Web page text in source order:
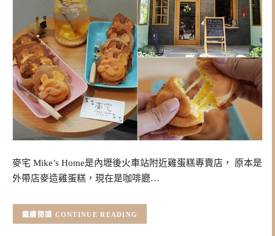
麥宅 Mike’s Home是內壢後火車站附近雞蛋糕專賣店， 原本是
外帶店麥造雞蛋糕，現在是咖啡廳…
CONTINUE READING